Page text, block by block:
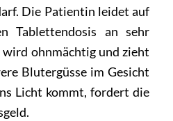
Die Patientin leidet auf
Tablettendosis an sehr
ohnmächtig und zieht
Blutergüsse im Gesicht
Licht kommt, fordert die